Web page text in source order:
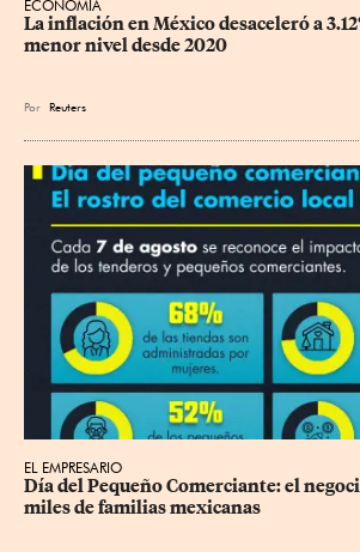
ECONOMÍA
La inflación en México desaceleró a
menor nivel desde 2020
Por Reuters
EL EMPRESARIO
Día del Pequeño Comerciante: el
miles de familias mexicanas